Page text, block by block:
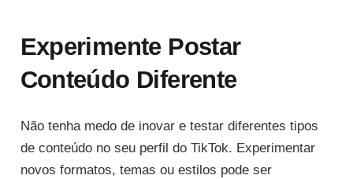
Experimente Postar
Conteúdo Diferente
Não tenha medo de inovar e testar diferentes tipos
de conteúdo no seu perfil do TikTok. Experimentar
novos formatos, temas ou estilos pode ser